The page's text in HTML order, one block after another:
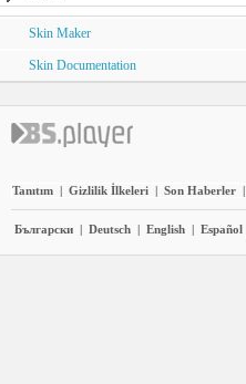
Skin Maker
Skin Documentation
Tanıtım | Gizlilik İlkeleri | Son Haberler |
Български | Deutsch | English | Español